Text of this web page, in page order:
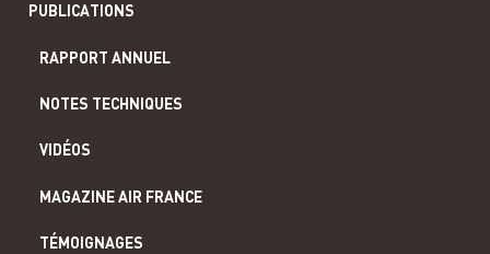
PUBLICATIONS
RAPPORT ANNUEL
NOTES TECHNIQUES
VIDÉOS
MAGAZINE AIR FRANCE
TÉMOIGNAGES